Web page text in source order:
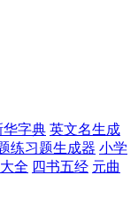
华字典 英文名生成
练习题生成器 小学
全 四书五经 元曲